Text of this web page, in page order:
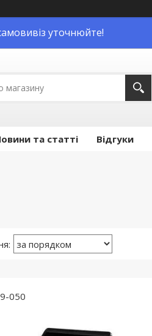
уточнюйте!
та статті Відгуки
050